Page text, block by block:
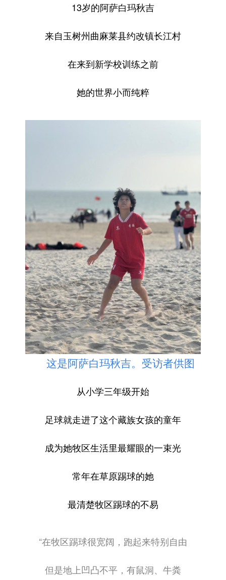
13岁的阿萨白玛秋吉
来自玉树州曲麻莱县约改镇长江村
在来到新学校训练之前
她的世界小而纯粹
这是阿萨白玛秋吉。受访者供图
从小学三年级开始
足球就走进了这个藏族女孩的童年
成为她牧区生活里最耀眼的一束光
常年在草原踢球的她
最清楚牧区踢球的不易
“在牧区踢球很宽阔，跑起来特别自由
但是地上凹凸不平，有鼠洞、牛粪